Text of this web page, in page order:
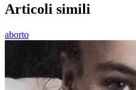
Articoli simili
aborto